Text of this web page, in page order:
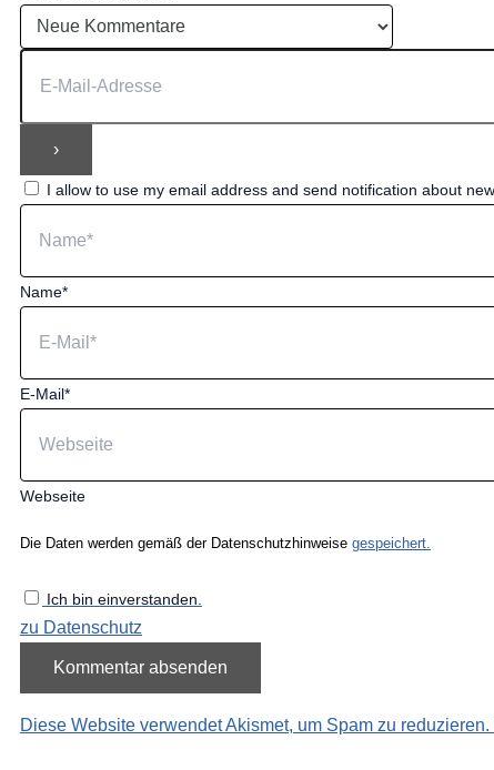
I allow to use my email address and send notification about
Name*
E-Mail*
Webseite
Die Daten werden gemäß der Datenschutzhinweise gespeichert.
Ich bin einverstanden.
zu Datenschutz
Diese Website verwendet Akismet, um Spam zu reduzieren.